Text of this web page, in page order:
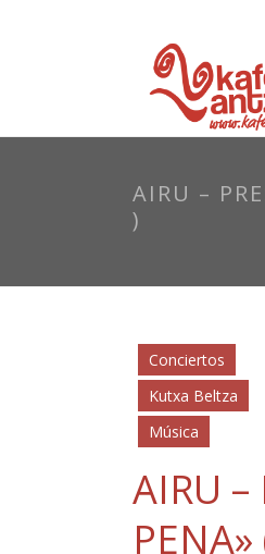
AIRU –
)
Conciertos
Kutxa Beltza
Música
AIRU –